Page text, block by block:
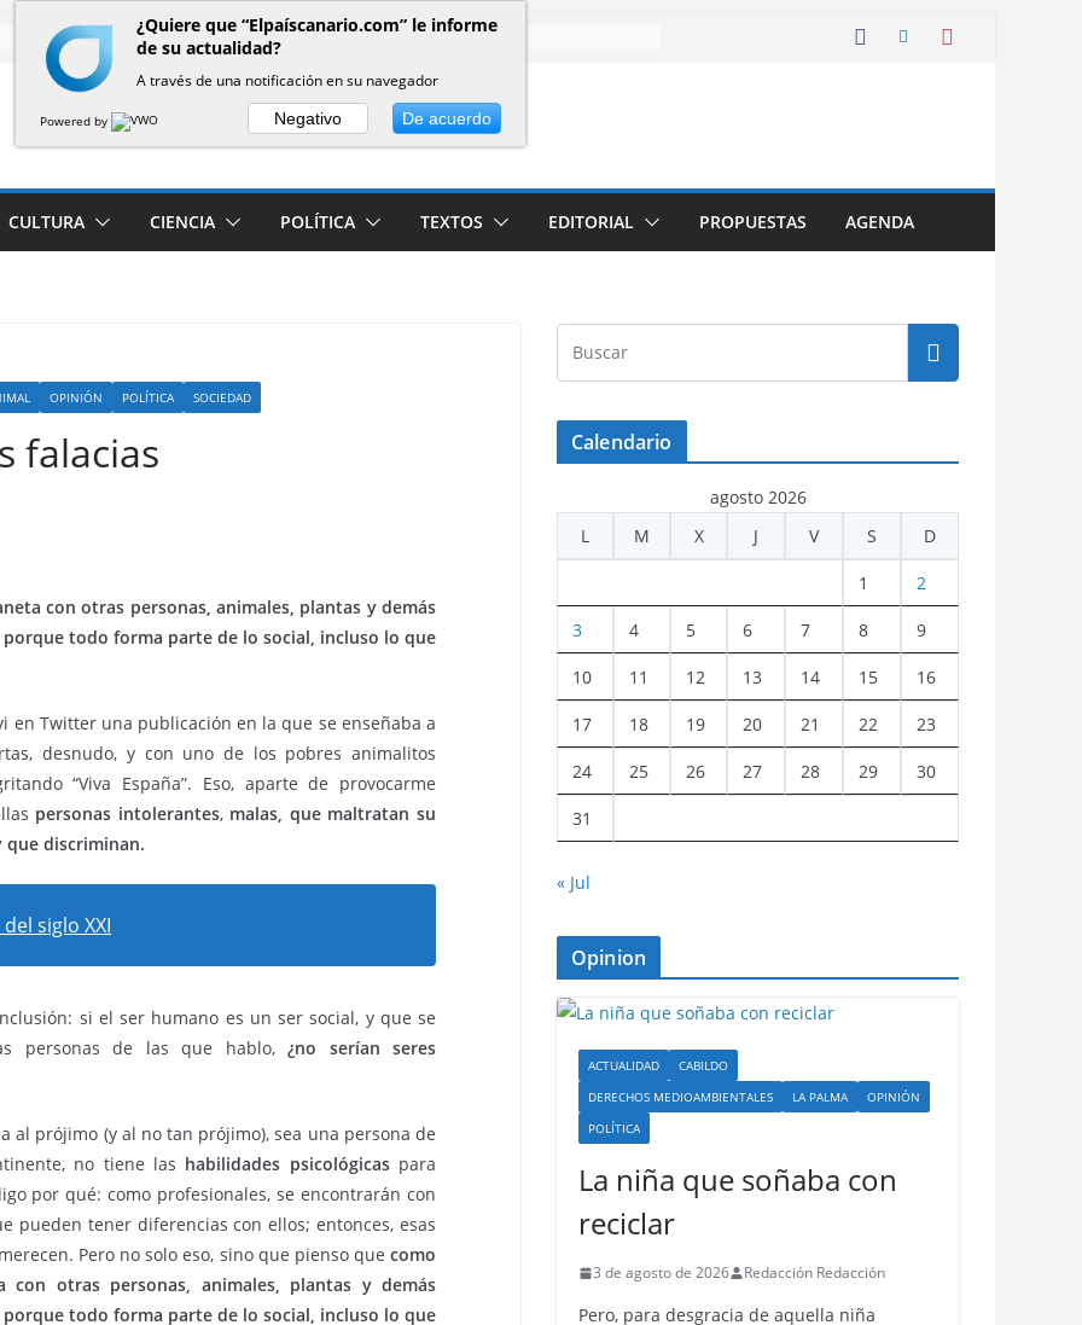
CULTURA CIENCIA POLÍTICA TEXTOS EDITORIAL PROPUESTAS AGENDA
OPINIÓN POLÍTICA SOCIEDAD
falacias
con otras personas, animales, plantas y demás
todo forma parte de lo social, incluso lo que
en Twitter una publicación en la que se enseñaba a
desnudo, y con uno de los pobres animalitos
“Viva España”. Eso, aparte de provocarme
personas intolerantes, malas, que maltratan su
que discriminan.
siglo XXI
si el ser humano es un ser social, y que se
personas de las que hablo,¿no serían seres
al prójimo (y al no tan prójimo), sea una persona de
no tiene las habilidades psicológicaspara
por qué: como profesionales, se encontrarán con
pueden tener diferencias con ellos; entonces, esas
Pero no solo eso, sino que pienso que como
otras personas, animales, plantas y demás
todo forma parte de lo social, incluso lo que
Calendario
agosto 2026
L
M X J V S D
1 2
3 4 5 6 7 8 9
10 11 12 13 14 15 16
17 18 19 20 21 22 23
24 25 26 27 28 29 30
31
« Jul
Opinion
ACTUALIDAD
CABILDO
DERECHOS MEDIOAMBIENTALES
LA PALMA
OPINIÓN
POLÍTICA
La niña que soñaba con
reciclar
3 de agosto de 2026 Redacción Redacción
Pero, para desgracia de aquella niña
¿Quiere que “Elpaíscanario.com” le informe
de su actualidad?
A través de una notificación en su navegador
Powered by Negativo De acuerdo